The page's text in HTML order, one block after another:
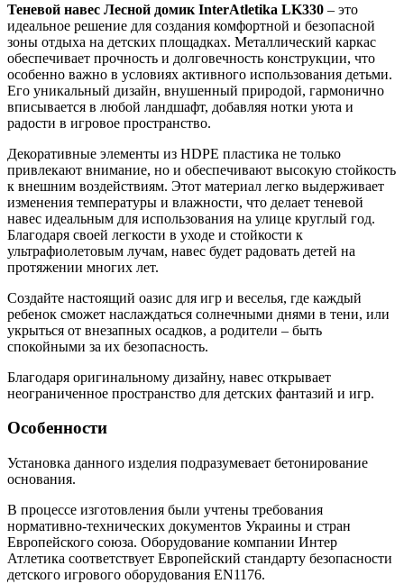
Теневой навес Лесной домик InterAtletika LK330 – это
идеальное решение для создания комфортной и безопасной
зоны отдыха на детских площадках. Металлический каркас
обеспечивает прочность и долговечность конструкции, что
особенно важно в условиях активного использования детьми.
Его уникальный дизайн, внушенный природой, гармонично
вписывается в любой ландшафт, добавляя нотки уюта и
радости в игровое пространство.
Декоративные элементы из HDPE пластика не только
привлекают внимание, но и обеспечивают высокую стойкость
к внешним воздействиям. Этот материал легко выдерживает
изменения температуры и влажности, что делает теневой
навес идеальным для использования на улице круглый год.
Благодаря своей легкости в уходе и стойкости к
ультрафиолетовым лучам, навес будет радовать детей на
протяжении многих лет.
Создайте настоящий оазис для игр и веселья, где каждый
ребенок сможет наслаждаться солнечными днями в тени, или
укрыться от внезапных осадков, а родители – быть
спокойными за их безопасность.
Благодаря оригинальному дизайну, навес открывает
неограниченное пространство для детских фантазий и игр.
Особенности
Установка данного изделия подразумевает бетонирование
основания.
В процессе изготовления были учтены требования
нормативно-технических документов Украины и стран
Европейского союза. Оборудование компании Интер
Атлетика соответствует Европейский стандарту безопасности
детского игрового оборудования EN1176.